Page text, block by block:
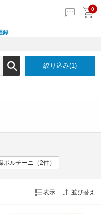
0
録
絞り込み(1)
ポルチーニ（2件）
表示 並び替え